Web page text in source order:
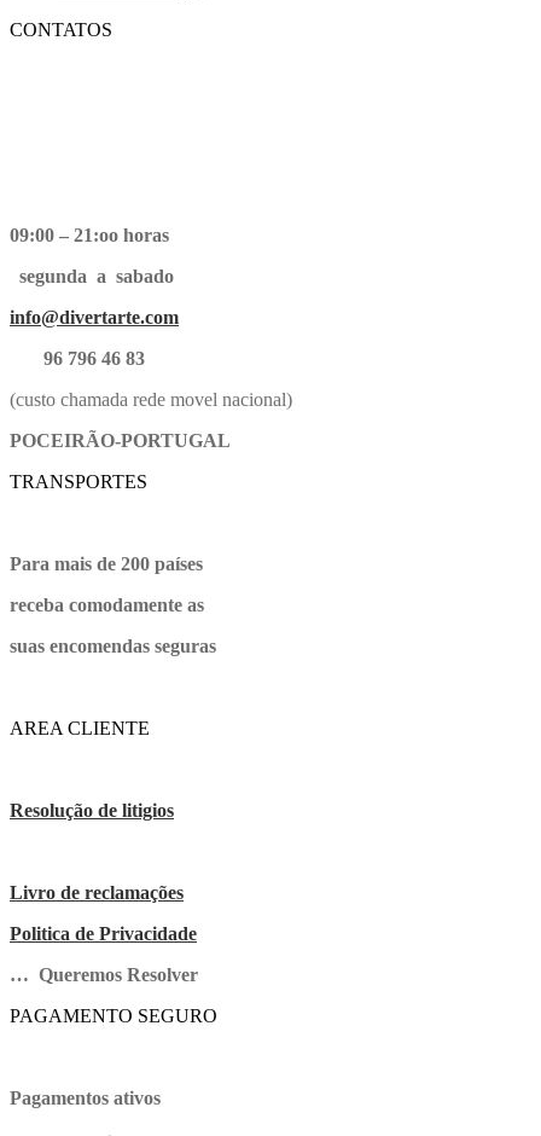
CONTATOS
09:00 – 21:oo horas
segunda a sabado
info@divertarte.com
96 796 46 83
(custo chamada rede movel nacional)
POCEIRÃO-PORTUGAL
TRANSPORTES
Para mais de 200 países
receba comodamente as
suas encomendas seguras
AREA CLIENTE
Resolução de litigios
Livro de reclamações
Politica de Privacidade
… Queremos Resolver
PAGAMENTO SEGURO
Pagamentos ativos